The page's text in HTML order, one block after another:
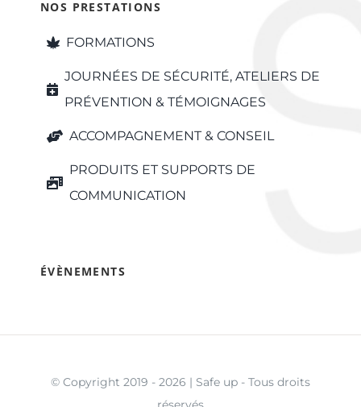
NOS PRESTATIONS
FORMATIONS
JOURNÉES DE SÉCURITÉ, ATELIERS DE
PRÉVENTION & TÉMOIGNAGES
ACCOMPAGNEMENT & CONSEIL
PRODUITS ET SUPPORTS DE
COMMUNICATION
ÉVÈNEMENTS
© Copyright 2019 - 2026 | Safe up - Tous droits